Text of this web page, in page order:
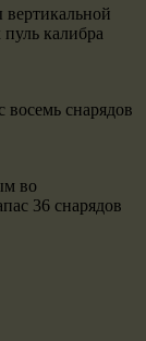
калибра
снарядов
во
36 снарядов